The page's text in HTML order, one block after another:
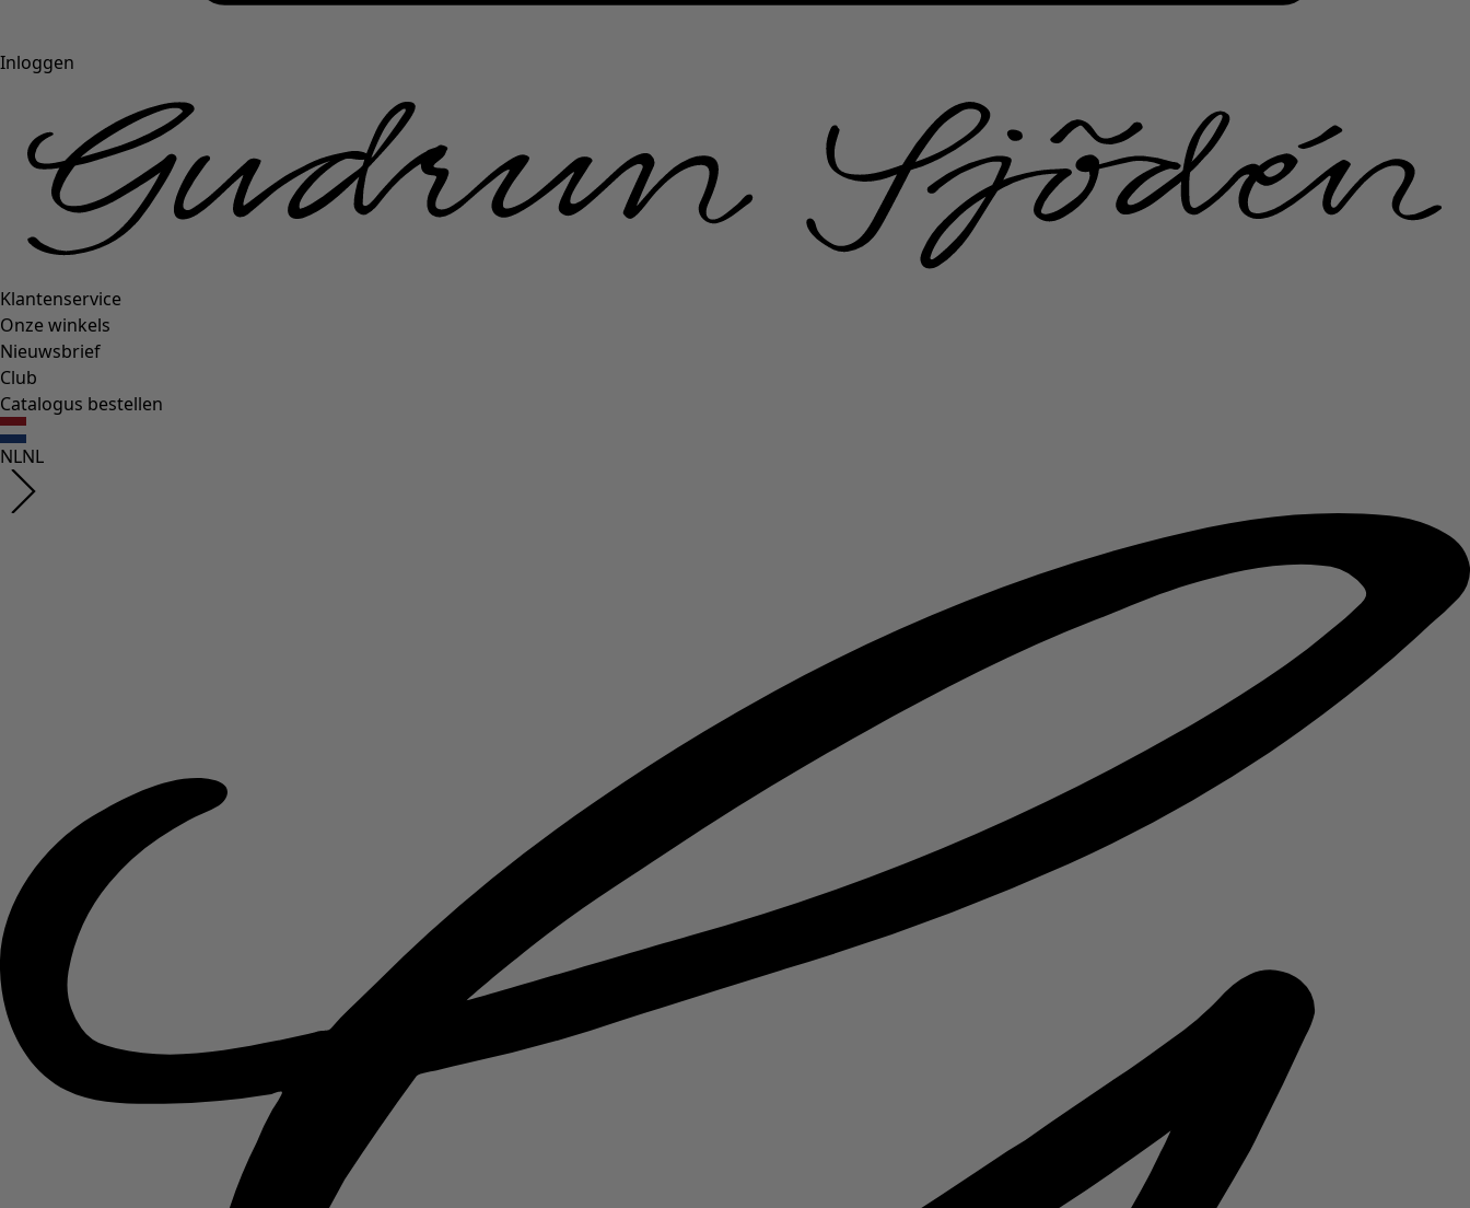
Inloggen
Klantenservice
Onze winkels
Nieuwsbrief
Club
Catalogus bestellen
NLNL